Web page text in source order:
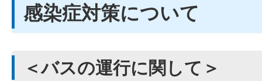
感染症対策について
＜バスの運行に関して＞